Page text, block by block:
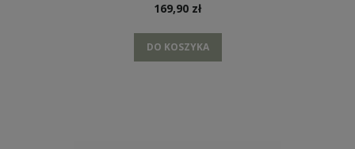
169,90 zł
DO KOSZYKA